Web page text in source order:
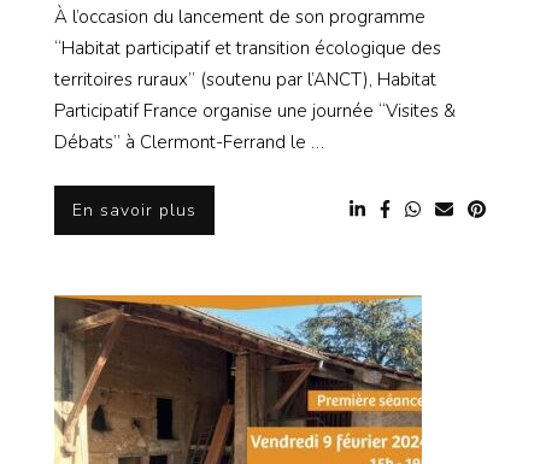
À l’occasion du lancement de son programme
“Habitat participatif et transition écologique des
territoires ruraux” (soutenu par l’ANCT), Habitat
Participatif France organise une journée “Visites &
Débats” à Clermont-Ferrand le …
En savoir plus